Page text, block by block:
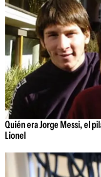
Quién era Jorge Messi, el
Lionel